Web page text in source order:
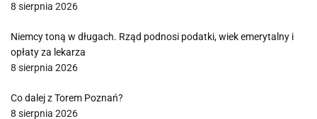
8 sierpnia 2026
Niemcy toną w długach. Rząd podnosi podatki, wiek emerytalny i
opłaty za lekarza
8 sierpnia 2026
Co dalej z Torem Poznań?
8 sierpnia 2026